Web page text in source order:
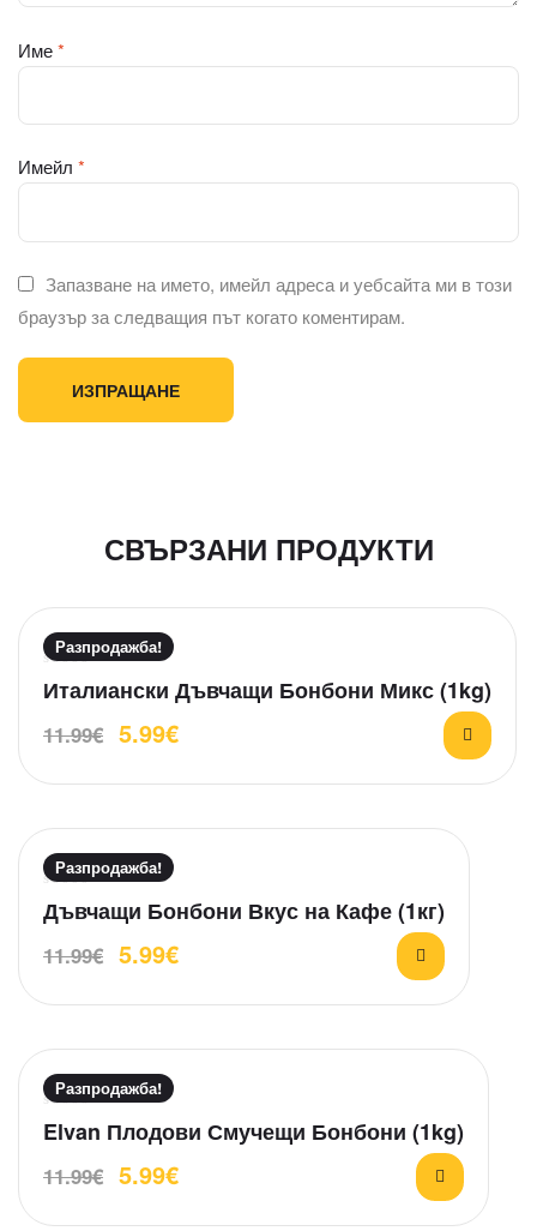
Име*
Имейл *
Запазване на името, имейл адреса и уебсайта ми в този
браузър за следващия път когато коментирам.
СВЪРЗАНИ ПРОДУКТИ
Разпродажба!
О
е
е
о
н
а
0
т
Италиански Дъвчащи Бонбони Микс (1kg)
11.99€ 5.99€
Разпродажба!
О
ц
е
е
о
н
а
0
т
Дъвчащи Бонбони Вкус на Кафе (1кг)
11.99€ 5.99€
Разпродажба!
О
е
е
Elvan Плодови Смучещи Бонбони (1kg)
11.99€ 5.99€